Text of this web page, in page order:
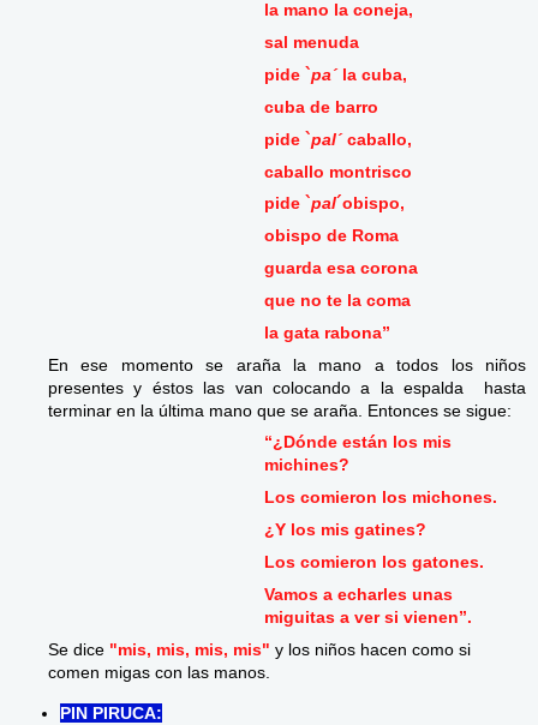
la mano la coneja,
sal menuda
pide `pa´la cuba,
cuba de barro
pide `pal´caballo,
caballo montrisco
pide `pal´obispo,
obispo de Roma
guarda esa corona
que no te la coma
la gata rabona”
En ese momento se araña la mano a todos los niños
presentes y éstos las van colocando a la espalda hasta
terminar en la última mano que se araña. Entonces se sigue:
“¿Dónde están los mis
michines?
Los comieron los michones.
¿Y los mis gatines?
Los comieron los gatones.
Vamos a echarles unas
miguitas a ver si vienen”.
Se dice "mis, mis, mis, mis" y los niños hacen como si
comen migas con las manos.
PIN PIRUCA: